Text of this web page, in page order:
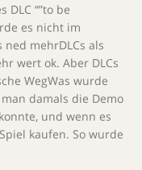
“”to be
es nicht im
mehrDLCs als
wert ok. Aber DLCs
WegWas wurde
man damals die Demo
und wenn es
kaufen. So wurde